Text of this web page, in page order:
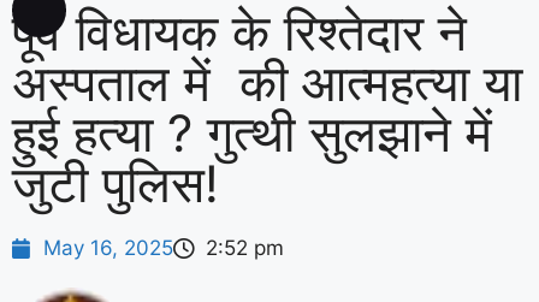
पूर्व विधायक के रिश्तेदार ने
अस्पताल में की आत्महत्या या
हुई हत्या ? गुत्थी सुलझाने में
जुटी पुलिस!
May 16, 2025 2:52 pm